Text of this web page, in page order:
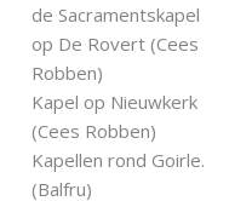
de Sacramentskapel
op De Rovert (Cees
Robben)
Kapel op Nieuwkerk
(Cees Robben)
Kapellen rond Goirle.
(Balfru)